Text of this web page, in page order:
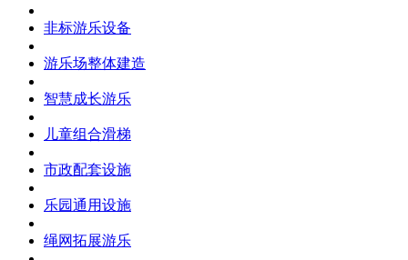
非标游乐设备
游乐场整体建造
智慧成长游乐
儿童组合滑梯
市政配套设施
乐园通用设施
绳网拓展游乐